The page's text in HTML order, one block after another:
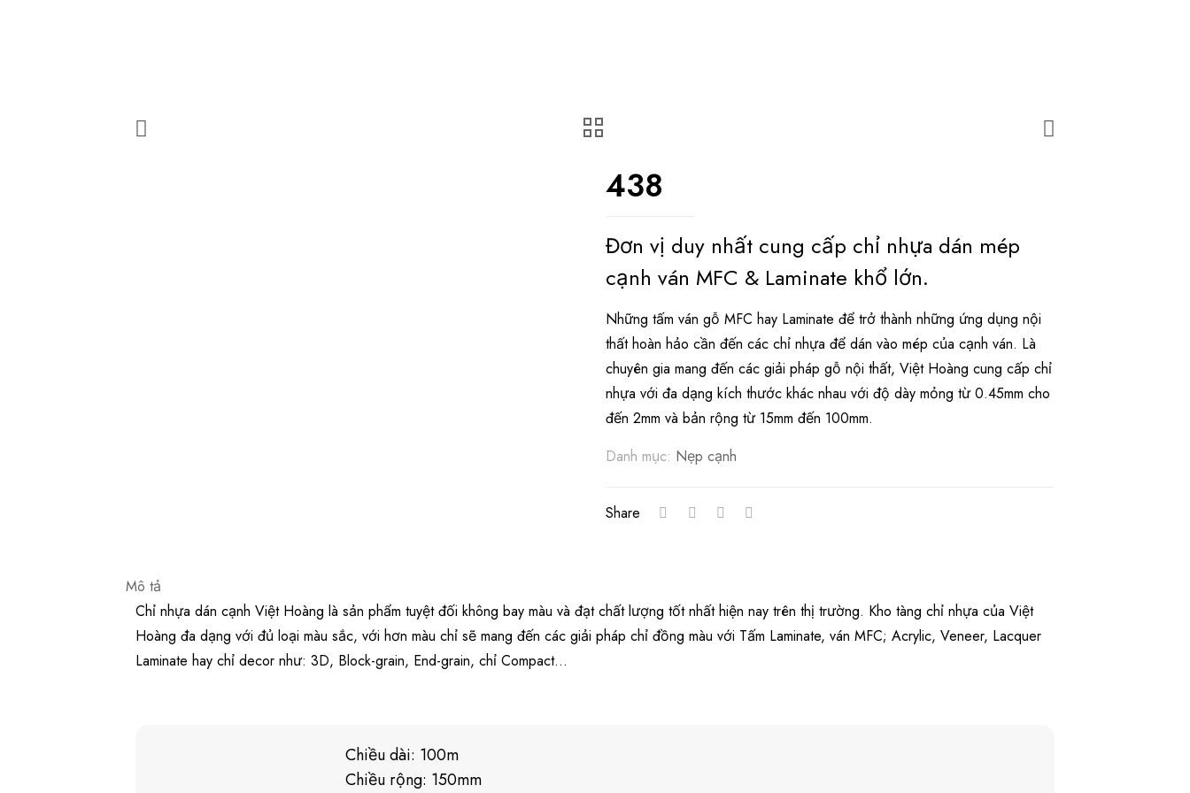
438
Đơn vị duy nhất cung cấp chỉ nhựa dán mép
cạnh ván MFC & Laminate khổ lớn.
Những tấm ván gỗ MFC hay Laminate để trở thành những ứng dụng nội
thất hoàn hảo cần đến các chỉ nhựa để dán vào mép của cạnh ván. Là
chuyên gia mang đến các giải pháp gỗ nội thất, Việt Hoàng cung cấp chỉ
nhựa với đa dạng kích thước khác nhau với độ dày mỏng từ 0.45mm cho
đến 2mm và bản rộng từ 15mm đến 100mm.
Danh mục: Nẹp cạnh
Share
Mô tả
Chỉ nhựa dán cạnh Việt Hoàng là sản phẩm tuyệt đối không bay màu và đạt chất lượng tốt nhất hiện nay trên thị trường. Kho tàng chỉ nhựa của Việt
Hoàng đa dạng với đủ loại màu sắc, với hơn màu chỉ sẽ mang đến các giải pháp chỉ đồng màu với Tấm Laminate, ván MFC; Acrylic, Veneer, Lacquer
Laminate hay chỉ decor như: 3D, Block-grain, End-grain, chỉ Compact…
Chiều dài: 100m
Chiều rộng: 150mm